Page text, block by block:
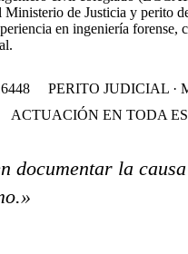
de Justicia y perito
en ingeniería forense,
PERITO JUDICIAL ·
ACTUACIÓN EN TODA
documentar la